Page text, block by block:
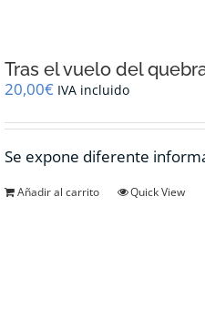
Tras el vuelo del
20,00€ IVA incluido
Se expone diferente
Añadir al carrito Quick View